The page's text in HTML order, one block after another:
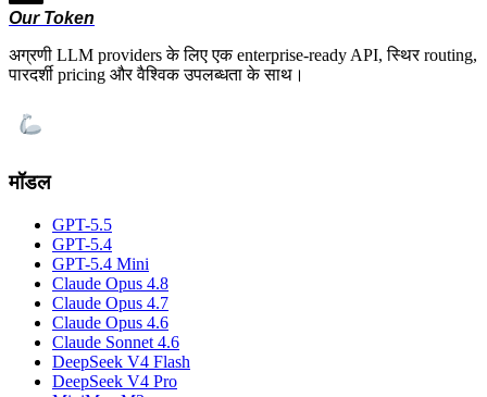
Our Token
अग्रणी LLM providers के लिए एक enterprise-ready API, स्थिर routing,
पारदर्शी pricing और वैश्विक उपलब्धता के साथ।
मॉडल
GPT-5.5
GPT-5.4
GPT-5.4 Mini
Claude Opus 4.8
Claude Opus 4.7
Claude Opus 4.6
Claude Sonnet 4.6
DeepSeek V4 Flash
DeepSeek V4 Pro